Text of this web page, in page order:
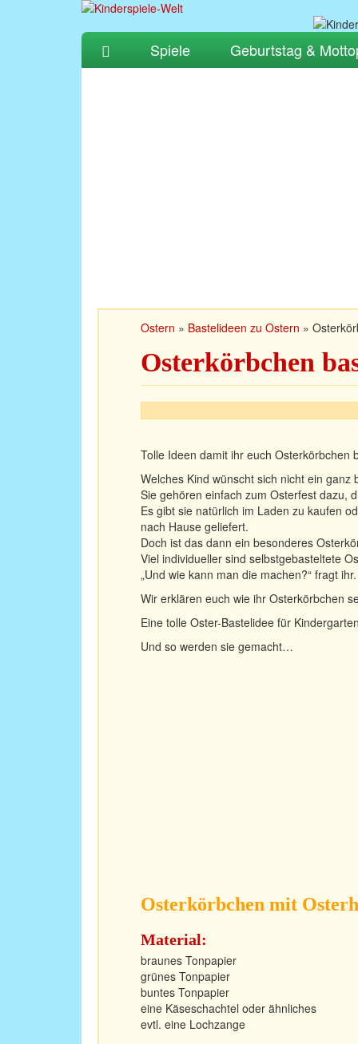
Spiele Geburtstag &
Ostern » Bastelideen zu Ostern »
Osterkörbchen
Tolle Ideen damit ihr euch Osterkörbchen
Welches Kind wünscht sich nicht ein
Sie gehören einfach zum Osterfest dazu,
Es gibt sie natürlich im Laden zu kaufen
nach Hause geliefert.
Doch ist das dann ein besonderes
Viel individueller sind selbstgebasteltete
„Und wie kann man die machen?“ fragt ihr.
Wir erklären euch wie ihr Osterkörbchen
Eine tolle Oster-Bastelidee für
Und so werden sie gemacht…
Osterkörbchen mit
Material:
braunes Tonpapier
grünes Tonpapier
buntes Tonpapier
eine Käseschachtel oder ähnliches
evtl. eine Lochzange